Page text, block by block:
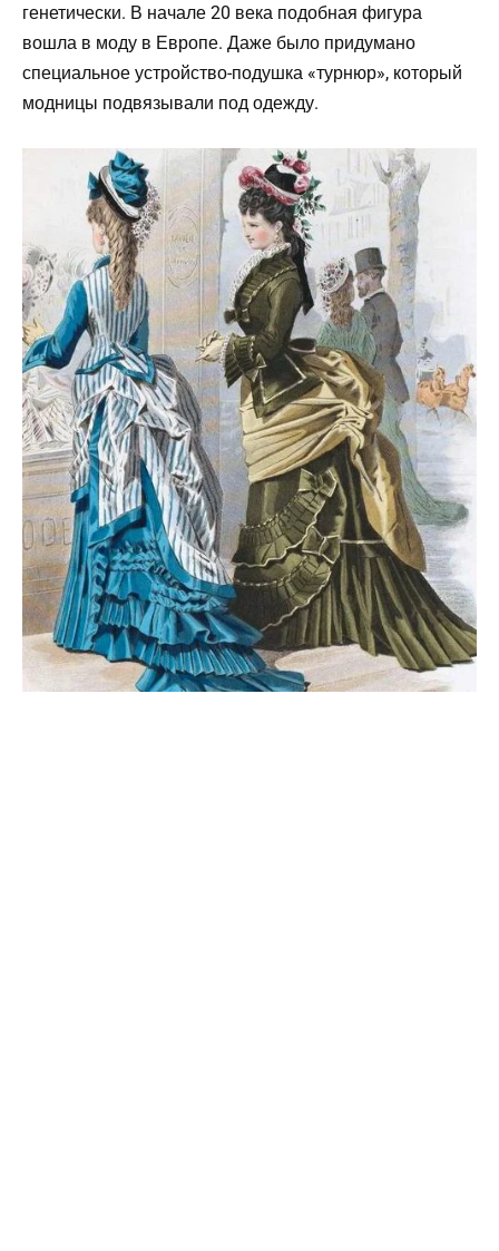
генетически. В начале 20 века подобная фигура
вошла в моду в Европе. Даже было придумано
специальное устройство-подушка «турнюр», который
модницы подвязывали под одежду.